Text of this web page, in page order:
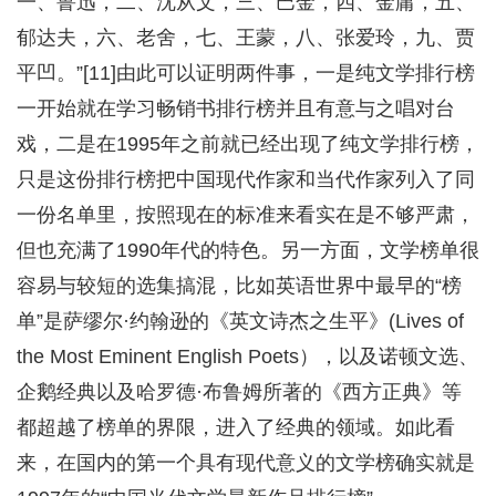
郁达夫，六、老舍，七、王蒙，八、张爱玲，九、贾
平凹。”[11]由此可以证明两件事，一是纯文学排行榜
一开始就在学习畅销书排行榜并且有意与之唱对台
戏，二是在1995年之前就已经出现了纯文学排行榜，
只是这份排行榜把中国现代作家和当代作家列入了同
一份名单里，按照现在的标准来看实在是不够严肃，
但也充满了1990年代的特色。另一方面，文学榜单很
容易与较短的选集搞混，比如英语世界中最早的“榜
单”是萨缪尔·约翰逊的《英文诗杰之生平》(Lives of
the Most Eminent English Poets），以及诺顿文选、
企鹅经典以及哈罗德·布鲁姆所著的《西方正典》等
都超越了榜单的界限，进入了经典的领域。如此看
来，在国内的第一个具有现代意义的文学榜确实就是